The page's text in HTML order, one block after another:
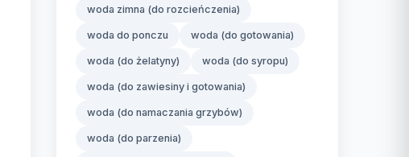
woda zimna (do rozcieńczenia)
woda do ponczu woda (do gotowania)
woda (do żelatyny) woda (do syropu)
woda (do zawiesiny i gotowania)
woda (do namaczania grzybów)
woda (do parzenia)